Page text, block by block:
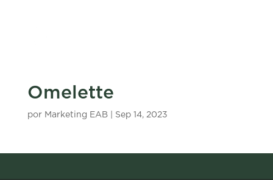
Omelette
por Marketing EAB| Sep 14, 2023